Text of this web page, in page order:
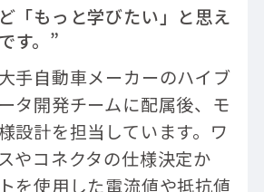
「もっと学びたい」と思え
す。”
手自動車メーカーのハイブ
タ開発チームに配属後、モ
設計を担当しています。ワ
やコネクタの仕様決定か
を使用した電流値や抵抗値